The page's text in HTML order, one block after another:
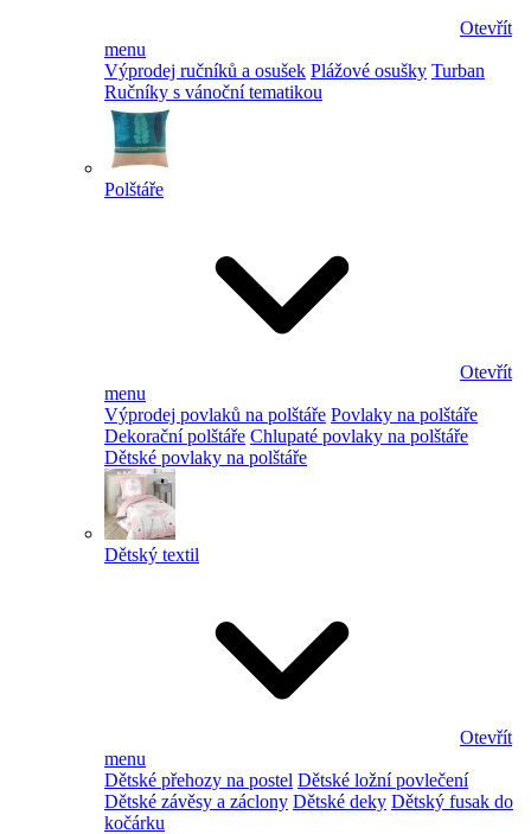
Otevřít
menu
Výprodej ručníků a osušek Plážové osušky Turban
Ručníky s vánoční tematikou
Polštáře
Otevřít
menu
Výprodej povlaků na polštáře Povlaky na polštáře
Dekorační polštáře Chlupaté povlaky na polštáře
Dětské povlaky na polštáře
Dětský textil
Otevřít
menu
Dětské přehozy na postel Dětské ložní povlečení
Dětské závěsy a záclony Dětské deky Dětský fusak do
kočárku